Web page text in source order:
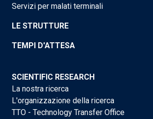
Servizi per malati terminali
LE STRUTTURE
TEMPI D'ATTESA
SCIENTIFIC RESEARCH
La nostra ricerca
L'organizzazione della ricerca
TTO - Technology Transfer Office